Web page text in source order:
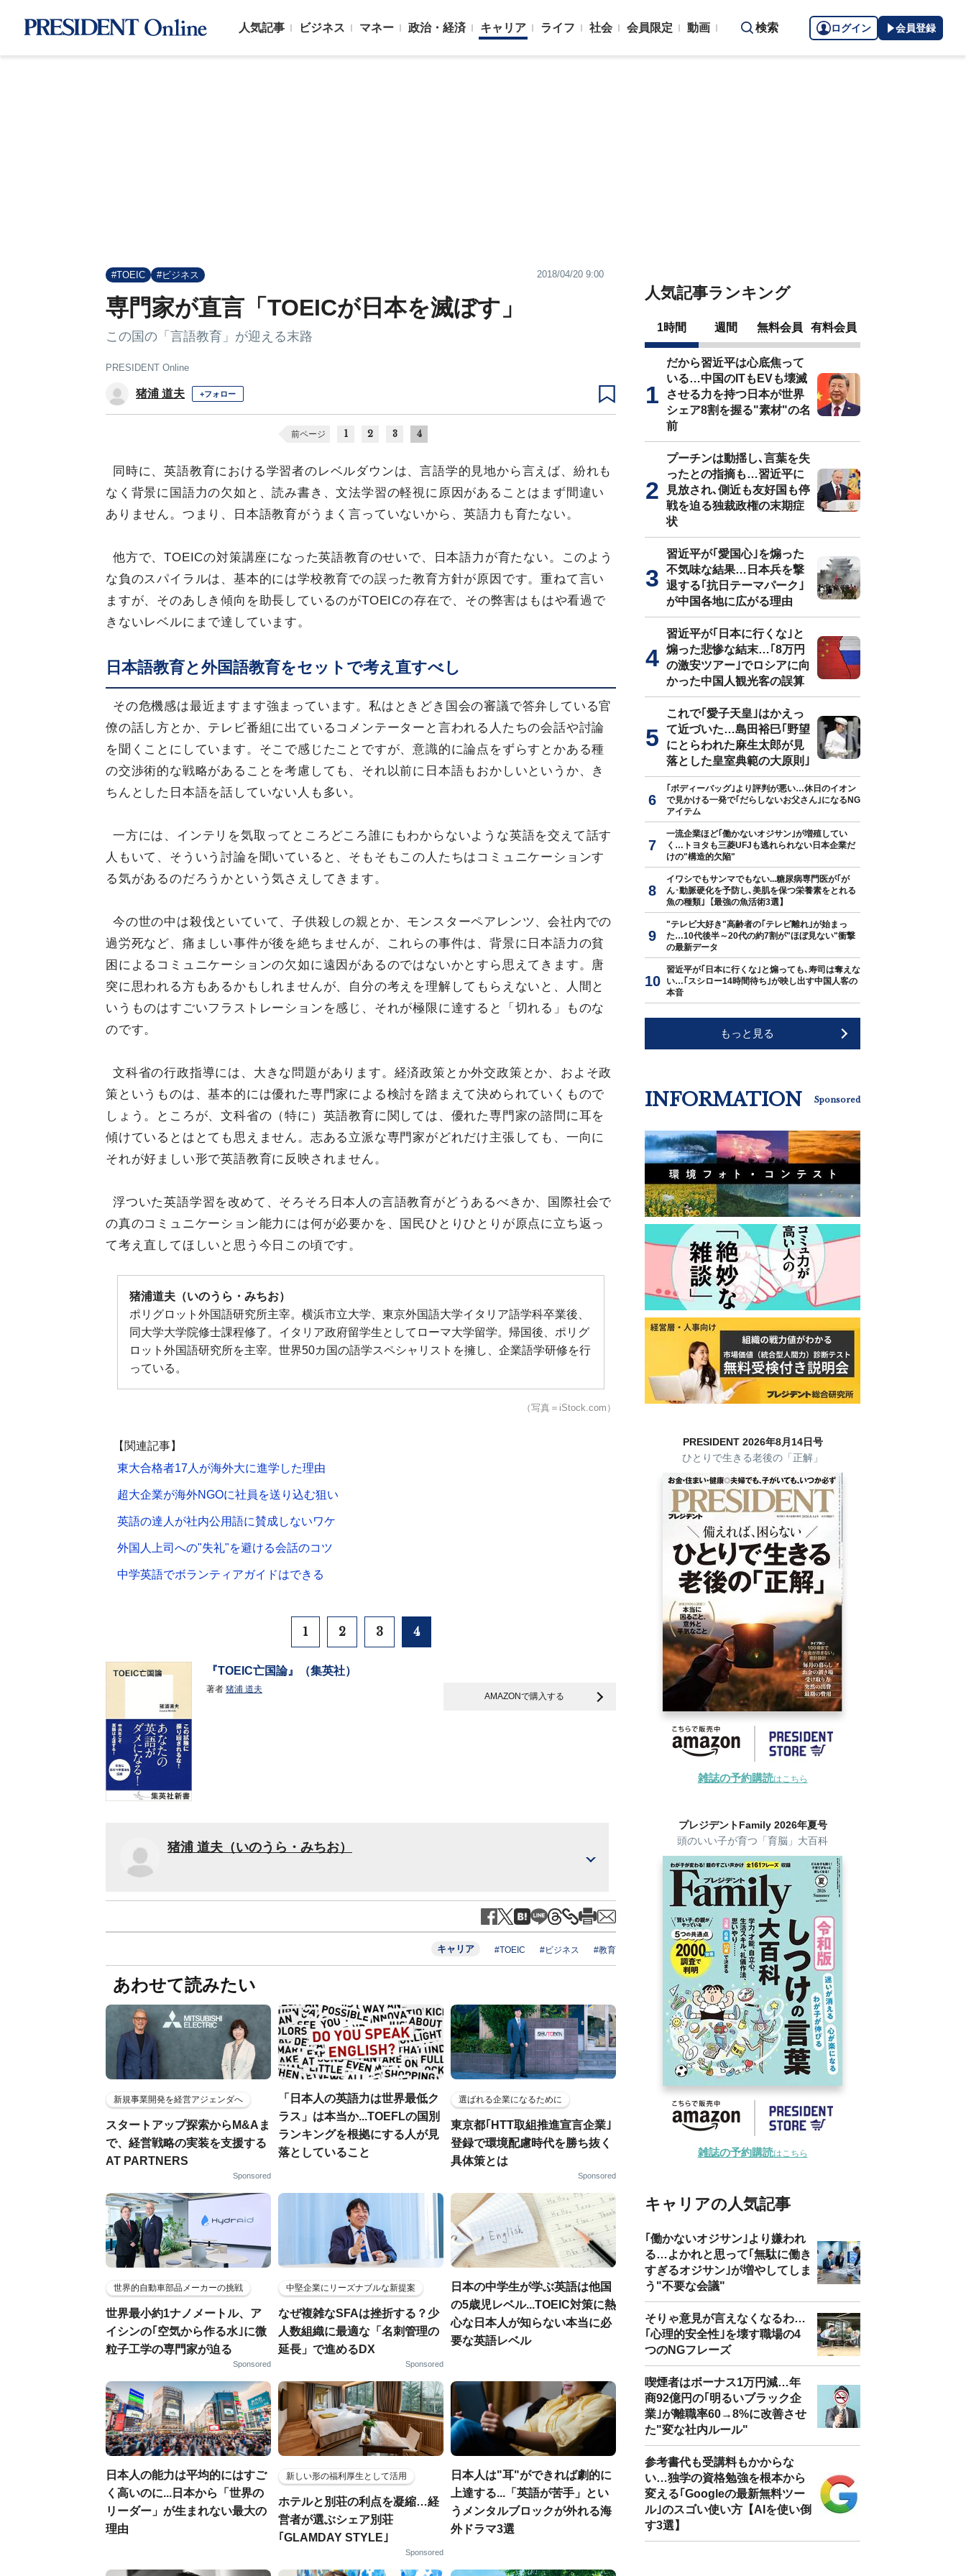
人気記事 ビジネス マネー 政治・経済 キャリア ライフ 社会 会員限定 動画 検索 ログイン 会員登録
#TOEIC #ビジネス 2018/04/20 9:00
専門家が直言「TOEICが日本を滅ぼす」
この国の「言語教育」が迎える末路
PRESIDENT Online
猪浦 道夫 +フォロー
前ページ 1 2 3 4
同時に、英語教育における学習者のレベルダウンは、言語学的見地から言えば、紛れも
なく背景に国語力の欠如と、読み書き、文法学習の軽視に原因があることはまず間違い
ありません。つまり、日本語教育がうまく言っていないから、英語力も育たない。
他方で、TOEICの対策講座になった英語教育のせいで、日本語力が育たない。このよう
な負のスパイラルは、基本的には学校教育での誤った教育方針が原因です。重ねて言い
ますが、そのあしき傾向を助長しているのがTOEICの存在で、その弊害はもはや看過で
きないレベルにまで達しています。
日本語教育と外国語教育をセットで考え直すべし
その危機感は最近ますます強まっています。私はときどき国会の審議で答弁している官
僚の話し方とか、テレビ番組に出ているコメンテーターと言われる人たちの会話や討論
を聞くことにしています。そこで感じたことですが、意識的に論点をずらすとかある種
の交渉術的な戦略があることを考慮しても、それ以前に日本語もおかしいというか、き
ちんとした日本語を話していない人も多い。
一方には、インテリを気取ってところどころ誰にもわからないような英語を交えて話す
人もいて、そういう討論を聞いていると、そもそもこの人たちはコミュニケーションす
る気があるのだろうかという気さえしてきます。
今の世の中は殺伐といていて、子供殺しの親とか、モンスターペアレンツ、会社内での
過労死など、痛ましい事件が後を絶ちませんが、これらの事件は、背景に日本語力の貧
困によるコミュニケーションの欠如に遠因があるのではないかとすら思えてきます。唐
突に思われる方もあるかもしれませんが、自分の考えを理解してもらえないと、人間と
いうものはすごいフラストレーションを感じ、それが極限に達すると「切れる」ものな
のです。
文科省の行政指導には、大きな問題があります。経済政策とか外交政策とか、およそ政
策というものは、基本的には優れた専門家による検討を踏まえて決められていくもので
しょう。ところが、文科省の（特に）英語教育に関しては、優れた専門家の諮問に耳を
傾けているとはとても思えません。志ある立派な専門家がどれだけ主張しても、一向に
それが好ましい形で英語教育に反映されません。
浮ついた英語学習を改めて、そろそろ日本人の言語教育がどうあるべきか、国際社会で
の真のコミュニケーション能力には何が必要かを、国民ひとりひとりが原点に立ち返っ
て考え直してほしいと思う今日この頃です。
猪浦道夫（いのうら・みちお）
ポリグロット外国語研究所主宰。横浜市立大学、東京外国語大学イタリア語学科卒業後、
同大学大学院修士課程修了。イタリア政府留学生としてローマ大学留学。帰国後、ポリグ
ロット外国語研究所を主宰。世界50カ国の語学スペシャリストを擁し、企業語学研修を行
っている。
（写真＝iStock.com）
【関連記事】
東大合格者17人が海外大に進学した理由
超大企業が海外NGOに社員を送り込む狙い
英語の達人が社内公用語に賛成しないワケ
外国人上司への"失礼"を避ける会話のコツ
中学英語でボランティアガイドはできる
1 2 3 4
『TOEIC亡国論』（集英社）
著者 猪浦 道夫
AMAZONで購入する
猪浦 道夫（いのうら・みちお）
キャリア #TOEIC #ビジネス #教育
あわせて読みたい
新規事業開発を経営アジェンダへ
スタートアップ探索からM&Aま
で、経営戦略の実装を支援する
AT PARTNERS
Sponsored
「日本人の英語力は世界最低ク
ラス」は本当か...TOEFLの国別
ランキングを根拠にする人が見
落としていること
選ばれる企業になるために
東京都｢HTT取組推進宣言企業｣
登録で環境配慮時代を勝ち抜く
具体策とは
Sponsored
世界的自動車部品メーカーの挑戦
世界最小約1ナノメートル、ア
イシンの｢空気から作る水｣に微
粒子工学の専門家が迫る
Sponsored
中堅企業にリーズナブルな新提案
なぜ複雑なSFAは挫折する？少
人数組織に最適な「名刺管理の
延長」で進めるDX
Sponsored
日本の中学生が学ぶ英語は他国
の5歳児レベル...TOEIC対策に熱
心な日本人が知らない本当に必
要な英語レベル
日本人の能力は平均的にはすご
く高いのに...日本から「世界の
リーダー」が生まれない最大の
理由
新しい形の福利厚生として活用
ホテルと別荘の利点を凝縮…経
営者が選ぶシェア別荘
｢GLAMDAY STYLE｣
Sponsored
日本人は"耳"ができれば劇的に
上達する...「英語が苦手」とい
うメンタルブロックが外れる海
外ドラマ3選
人気記事ランキング
1時間 週間 無料会員 有料会員
だから習近平は心底焦って
いる…中国のITもEVも壊滅
させる力を持つ日本が世界
シェア8割を握る"素材"の名
前
プーチンは動揺し､言葉を失
ったとの指摘も…習近平に
見放され､側近も友好国も停
戦を迫る独裁政権の末期症
状
習近平が｢愛国心｣を煽った
不気味な結果…日本兵を撃
退する｢抗日テーマパーク｣
が中国各地に広がる理由
習近平が｢日本に行くな｣と
煽った悲惨な結末…｢8万円
の激安ツアー｣でロシアに向
かった中国人観光客の誤算
これで｢愛子天皇｣はかえっ
て近づいた…島田裕巳｢野望
にとらわれた麻生太郎が見
落とした皇室典範の大原則｣
｢ボディーバッグ｣より評判が悪い…休日のイオン
で見かける一発で｢だらしないお父さん｣になるNG
アイテム
一流企業ほど｢働かないオジサン｣が増殖してい
く…トヨタも三菱UFJも逃れられない日本企業だ
けの"構造的欠陥"
イワシでもサンマでもない...糖尿病専門医が｢が
ん･動脈硬化を予防し､美肌を保つ栄養素をとれる
魚の種類｣【最強の魚活術3選】
"テレビ大好き"高齢者の｢テレビ離れ｣が始まっ
た…10代後半～20代の約7割が"ほぼ見ない"衝撃
の最新データ
習近平が｢日本に行くな｣と煽っても､寿司は奪えな
い…｢スシロー14時間待ち｣が映し出す中国人客の
本音
もっと見る
INFORMATION Sponsored
PRESIDENT 2026年8月14日号
ひとりで生きる老後の「正解」
雑誌の予約購読はこちら
プレジデントFamily 2026年夏号
頭のいい子が育つ「育脳」大百科
雑誌の予約購読はこちら
キャリアの人気記事
｢働かないオジサン｣より嫌われ
る…よかれと思って｢無駄に働き
すぎるオジサン｣が増やしてしま
う"不要な会議"
そりゃ意見が言えなくなるわ…
｢心理的安全性｣を壊す職場の4
つのNGフレーズ
喫煙者はボーナス1万円減…年
商92億円の｢明るいブラック企
業｣が離職率60→8%に改善させ
た"変な社内ルール"
参考書代も受講料もかからな
い…独学の資格勉強を根本から
変える｢Googleの最新無料ツー
ル｣のスゴい使い方【AIを使い倒
す3選】